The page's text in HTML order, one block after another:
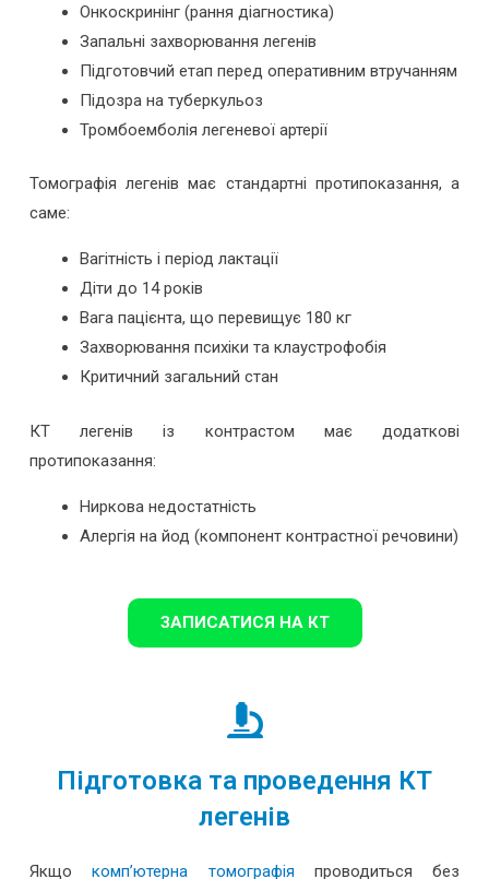
Онкоскринінг (рання діагностика)
Запальні захворювання легенів
Підготовчий етап перед оперативним втручанням
Підозра на туберкульоз
Тромбоемболія легеневої артерії
Томографія легенів має стандартні протипоказання, а
саме:
Вагітність і період лактації
Діти до 14 років
Вага пацієнта, що перевищує 180 кг
Захворювання психіки та клаустрофобія
Критичний загальний стан
КТ легенів із контрастом має додаткові
протипоказання:
Ниркова недостатність
Алергія на йод (компонент контрастної речовини)
ЗАПИСАТИСЯ НА КТ
Підготовка та проведення КТ
легенів
Якщокомп’ютерна томографія проводиться без